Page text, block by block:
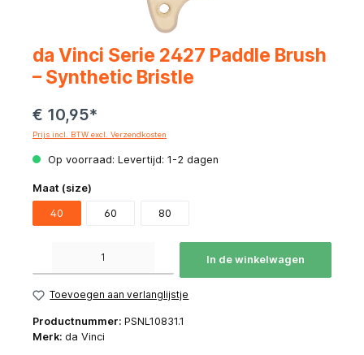
da Vinci Serie 2427 Paddle Brush
– Synthetic Bristle
€ 10,95*
Prijs incl. BTW excl. Verzendkosten
Op voorraad: Levertijd: 1-2 dagen
Maat (size)
40 60 80
In de winkelwagen
Toevoegen aan verlanglijstje
Productnummer: PSNL10831.1
Merk: da Vinci